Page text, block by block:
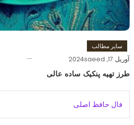
سایر مطالب
آوریل 17, 2024 saeed
طرز تهیه پنکیک ساده عالی
فال حافظ اصلی